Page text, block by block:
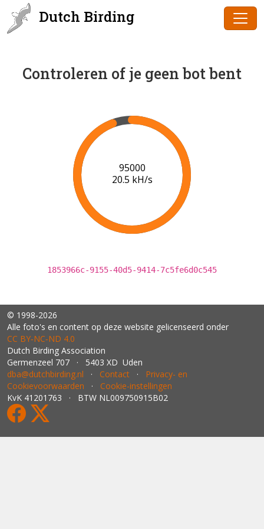
Dutch Birding
Controleren of je geen bot bent
96000
20.5 kH/s
1853966c-9155-40d5-9414-7c5fe6d0c545
© 1998-2026
Alle foto's en content op deze website gelicenseerd onder
CC BY‑NC‑ND 4.0
Dutch Birding Association
Germenzeel 707 · 5403 XD Uden
dba@dutchbirding.nl · Contact · Privacy- en
Cookievoorwaarden · Cookie-instellingen
KvK 41201763 · BTW NL009750915B02